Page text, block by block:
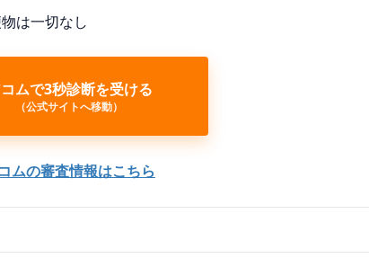
は一切なし
ムで3秒診断を受ける
（公式サイトへ移動）
ムの審査情報はこちら